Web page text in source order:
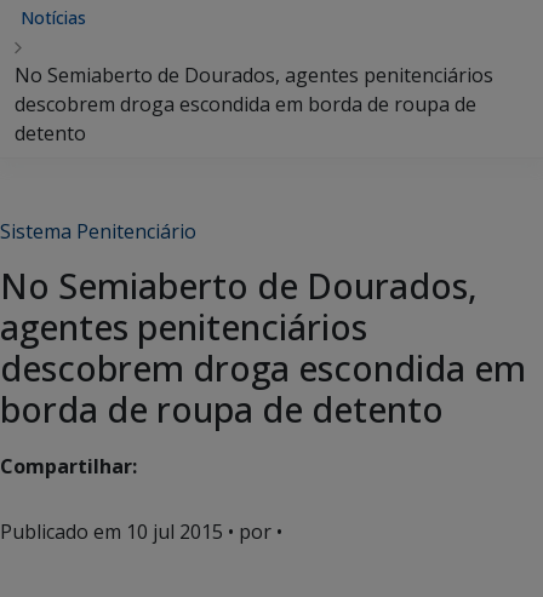
Notícias
No Semiaberto de Dourados, agentes penitenciários
descobrem droga escondida em borda de roupa de
detento
Sistema Penitenciário
No Semiaberto de Dourados,
agentes penitenciários
descobrem droga escondida em
borda de roupa de detento
Compartilhar:
Publicado em 10 jul 2015 • por •